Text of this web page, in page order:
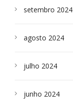
setembro 2024
agosto 2024
julho 2024
junho 2024